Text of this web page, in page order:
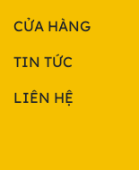
CỬA HÀNG
TIN TỨC
LIÊN HỆ